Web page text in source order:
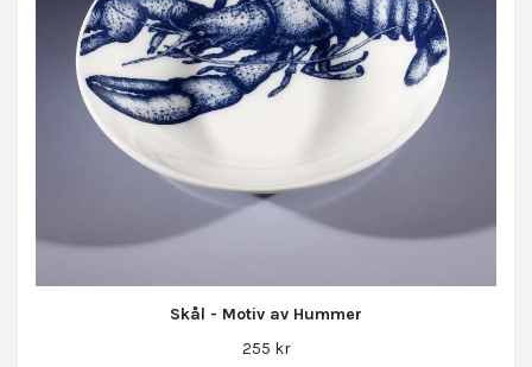
Skål - Motiv av Hummer
255 kr